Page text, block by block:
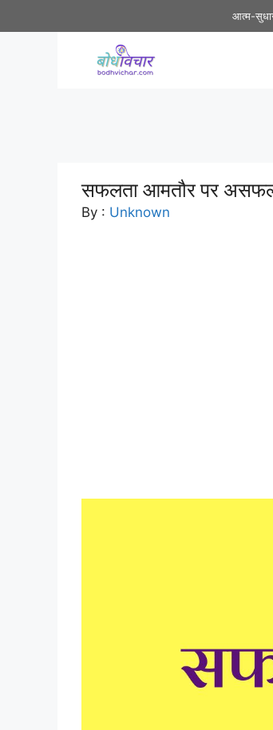
to
आत्म-
सफलता आमतौर पर
By : Unknown